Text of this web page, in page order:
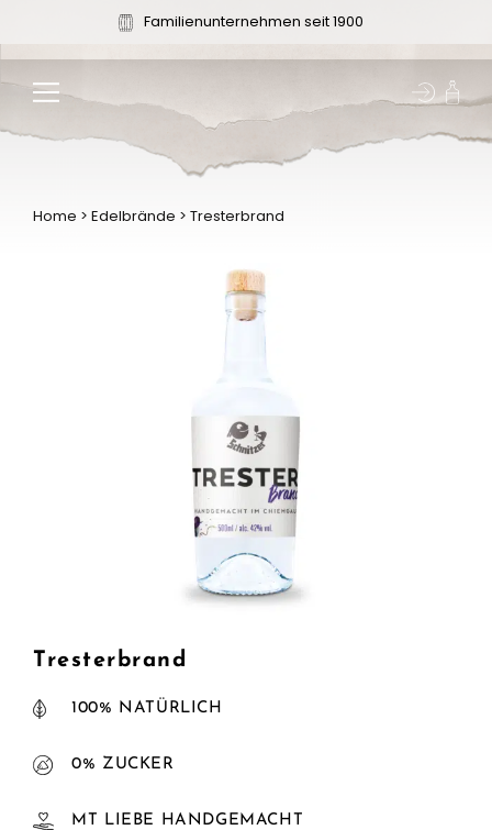
springen
Familienunternehmen seit 1900
Home > Edelbrände > Tresterbrand
Tresterbrand
100% NATÜRLICH
0% ZUCKER
MT LIEBE HANDGEMACHT